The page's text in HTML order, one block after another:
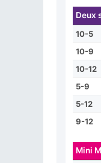
Deux
10-5
10-9
10-12
5-9
5-12
9-12
Mini